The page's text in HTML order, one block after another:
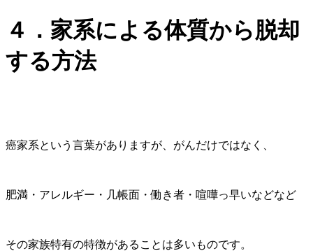
４．家系による体質から脱却
する方法
癌家系という言葉がありますが、がんだけではなく、
肥満・アレルギー・几帳面・働き者・喧嘩っ早いなどなど
その家族特有の特徴があることは多いものです。